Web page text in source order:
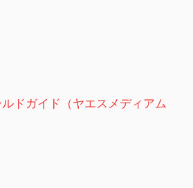
ドガイド（ヤエスメディアム